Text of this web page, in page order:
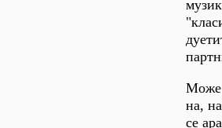
Може
на,
се